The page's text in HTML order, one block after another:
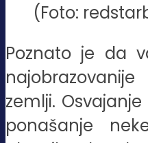
(Foto:
Poznato je da
zemlji.
ponašanje